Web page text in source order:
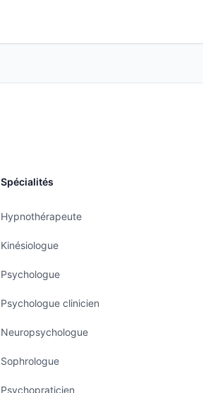
Spécialités
Hypnothérapeute
Kinésiologue
Psychologue
Psychologue clinicien
Neuropsychologue
Sophrologue
Psychopraticien